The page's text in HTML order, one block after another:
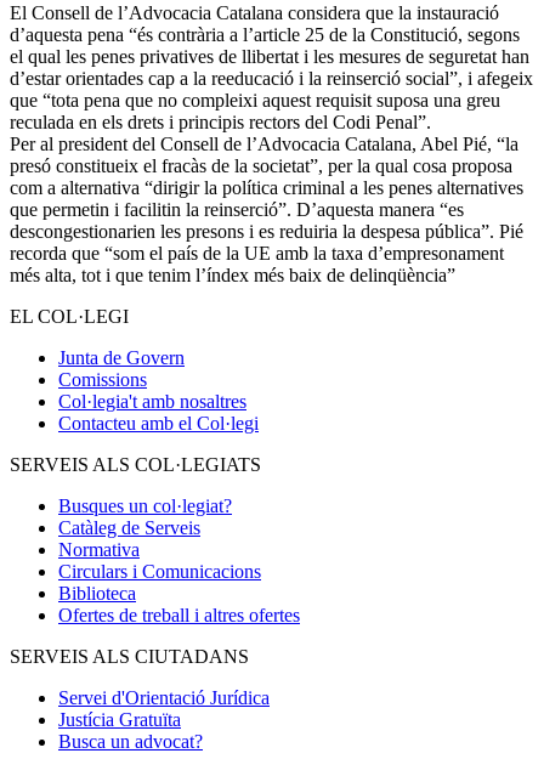
El Consell de l’Advocacia Catalana considera que la instauració
d’aquesta pena “és contrària a l’article 25 de la Constitució, segons
el qual les penes privatives de llibertat i les mesures de seguretat han
d’estar orientades cap a la reeducació i la reinserció social”, i afegeix
que “tota pena que no compleixi aquest requisit suposa una greu
reculada en els drets i principis rectors del Codi Penal”.
Per al president del Consell de l’Advocacia Catalana, Abel Pié, “la
presó constitueix el fracàs de la societat”, per la qual cosa proposa
com a alternativa “dirigir la política criminal a les penes alternatives
que permetin i facilitin la reinserció”. D’aquesta manera “es
descongestionarien les presons i es reduiria la despesa pública”. Pié
recorda que “som el país de la UE amb la taxa d’empresonament
més alta, tot i que tenim l’índex més baix de delinqüència”
EL COL·LEGI
Junta de Govern
Comissions
Col·legia't amb nosaltres
Contacteu amb el Col·legi
SERVEIS ALS COL·LEGIATS
Busques un col·legiat?
Catàleg de Serveis
Normativa
Circulars i Comunicacions
Biblioteca
Ofertes de treball i altres ofertes
SERVEIS ALS CIUTADANS
Servei d'Orientació Jurídica
Justícia Gratuïta
Busca un advocat?